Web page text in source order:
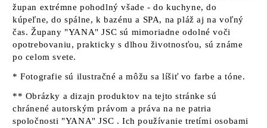
župan extrémne pohodlný všade - do kuchyne, do
kúpeľne, do spálne, k bazénu a SPA, na pláž aj na voľný
čas. Župany "YANA" JSC sú mimoriadne odolné voči
opotrebovaniu, prakticky s dlhou životnosťou, sú známe
po celom svete.
* Fotografie sú ilustračné a môžu sa líšiť vo farbe a tóne.
** Obrázky a dizajn produktov na tejto stránke sú
chránené autorským právom a práva na ne patria
spoločnosti "YANA" JSC . Ich používanie tretími osobami